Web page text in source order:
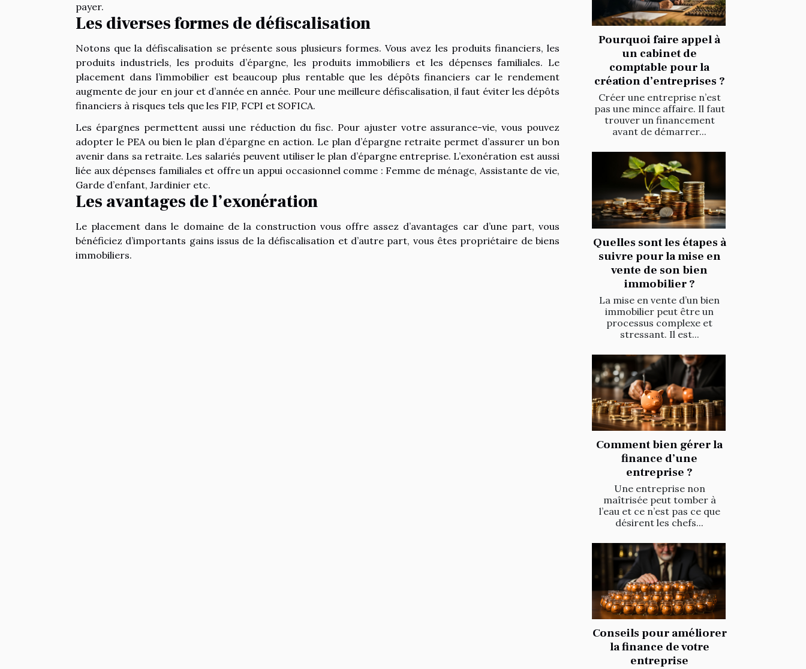
payer.
Les diverses formes de défiscalisation
Notons que la défiscalisation se présente sous plusieurs formes. Vous avez les produits financiers, les
produits industriels, les produits d’épargne, les produits immobiliers et les dépenses familiales. Le
placement dans l’immobilier est beaucoup plus rentable que les dépôts financiers car le rendement
augmente de jour en jour et d’année en année. Pour une meilleure défiscalisation, il faut éviter les dépôts
financiers à risques tels que les FIP, FCPI et SOFICA.
Les épargnes permettent aussi une réduction du fisc. Pour ajuster votre assurance-vie, vous pouvez
adopter le PEA ou bien le plan d’épargne en action. Le plan d’épargne retraite permet d’assurer un bon
avenir dans sa retraite. Les salariés peuvent utiliser le plan d’épargne entreprise. L’exonération est aussi
liée aux dépenses familiales et offre un appui occasionnel comme : Femme de ménage, Assistante de vie,
Garde d’enfant, Jardinier etc.
Les avantages de l’exonération
Le placement dans le domaine de la construction vous offre assez d’avantages car d’une part, vous
bénéficiez d’importants gains issus de la défiscalisation et d’autre part, vous êtes propriétaire de biens
immobiliers.
Pourquoi faire appel à
un cabinet de
comptable pour la
création d’entreprises ?
Créer une entreprise n’est
pas une mince affaire. Il faut
trouver un financement
avant de démarrer...
Quelles sont les étapes à
suivre pour la mise en
vente de son bien
immobilier ?
La mise en vente d’un bien
immobilier peut être un
processus complexe et
stressant. Il est...
Comment bien gérer la
finance d’une
entreprise ?
Une entreprise non
maîtrisée peut tomber à
l’eau et ce n’est pas ce que
désirent les chefs...
Conseils pour améliorer
la finance de votre
entreprise